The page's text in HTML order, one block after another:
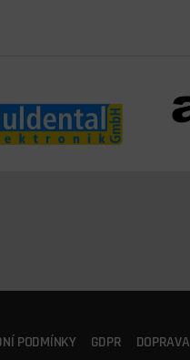
PODMÍNKY GDPR DOPRAVA